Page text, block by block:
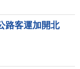
路客運加開北